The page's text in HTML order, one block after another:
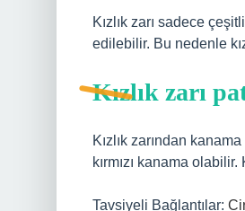
Kızlık zarı sadece
edilebilir. Bu nedenle
Kızlık zarı
Kızlık zarından
kırmızı kanama
Tavsiyeli Bağlantılar: